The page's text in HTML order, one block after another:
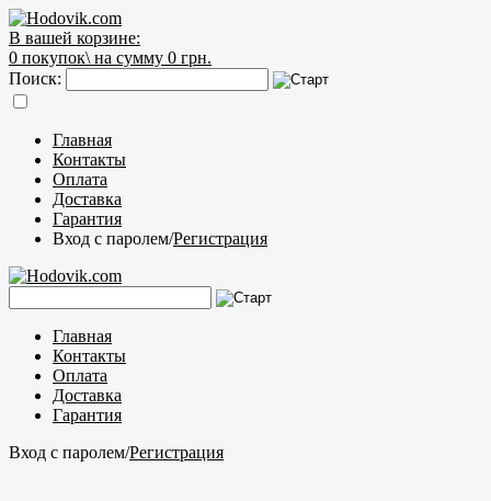
В вашей корзине:
0 покупок\ на сумму 0 грн.
Поиск:
Главная
Контакты
Оплата
Доставка
Гарантия
Вход с паролем/Регистрация
Главная
Контакты
Оплата
Доставка
Гарантия
Вход с паролем/Регистрация